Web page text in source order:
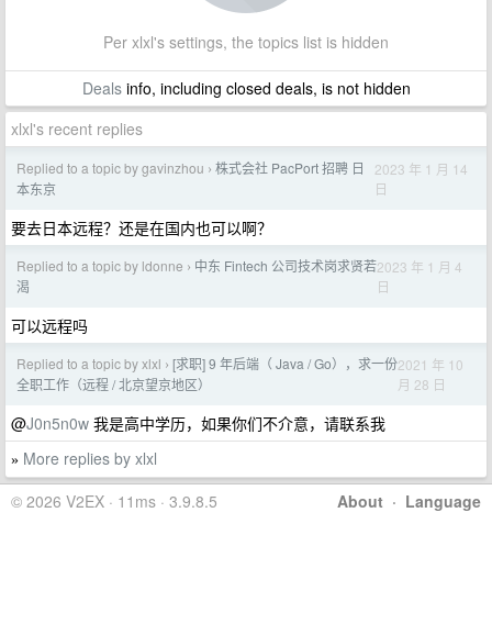
Per xlxl's settings, the topics list is hidden
Dealsinfo, including closed deals, is not hidden
xlxl's recent replies
Replied to a topic by gavinzhou › 株式会社 PacPort 招聘 日
本东京
2023 年 1 月 14
日
要去日本远程？还是在国内也可以啊？
Replied to a topic by ldonne › 中东 Fintech 公司技术岗求贤若
渴
2023 年 1 月 4
日
可以远程吗
Replied to a topic by xlxl › [求职] 9 年后端（ Java / Go），求一份
全职工作（远程 / 北京望京地区）
2021 年 10
月 28 日
@J0n5n0w 我是高中学历，如果你们不介意，请联系我
» More replies by xlxl
About · Language
© 2026 V2EX · 11ms · 3.9.8.5